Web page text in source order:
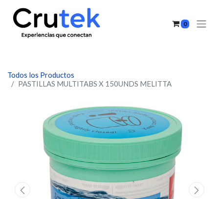
0
Todos los Productos
PASTILLAS MULTITABS X 150UNDS MELITTA